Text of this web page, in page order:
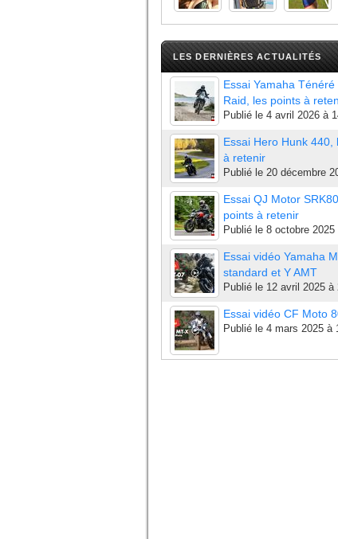
LES DERNIÈRES ACTUALITÉS
Essai Yamaha Ténéré
Raid, les points à
Publié le 4 avril 2026 à
Essai Hero Hunk 440,
à retenir
Publié le 20 décembre
Essai QJ Motor
points à retenir
Publié le 8 octobre 2025
Essai vidéo Yamaha
standard et Y AMT
Publié le 12 avril 2025 à
Essai vidéo CF Moto
Publié le 4 mars 2025 à